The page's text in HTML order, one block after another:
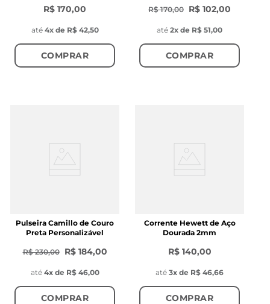
R$ 170,00
até 4x de R$ 42,50
COMPRAR
R$ 170,00 R$ 102,00
até 2x de R$ 51,00
COMPRAR
Pulseira Camillo de Couro
Preta Personalizável
R$ 230,00 R$ 184,00
até 4x de R$ 46,00
COMPRAR
Corrente Hewett de Aço
Dourada 2mm
R$ 140,00
até 3x de R$ 46,66
COMPRAR